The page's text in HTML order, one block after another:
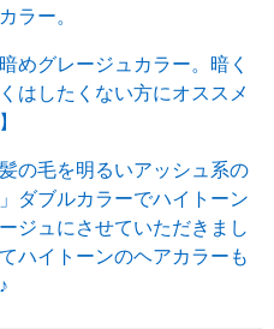
ラー。
めグレージュカラー。暗く
はしたくない方にオススメ
髪の毛を明るいアッシュ系の
ダブルカラーでハイトーン
ジュにさせていただきまし
ハイトーンのヘアカラーも